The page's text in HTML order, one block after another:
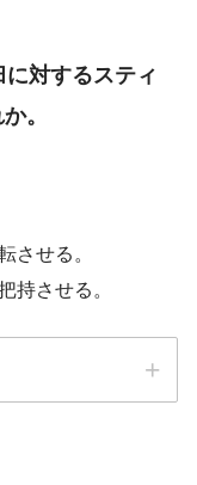
対するスティ
。
させる。
持させる。